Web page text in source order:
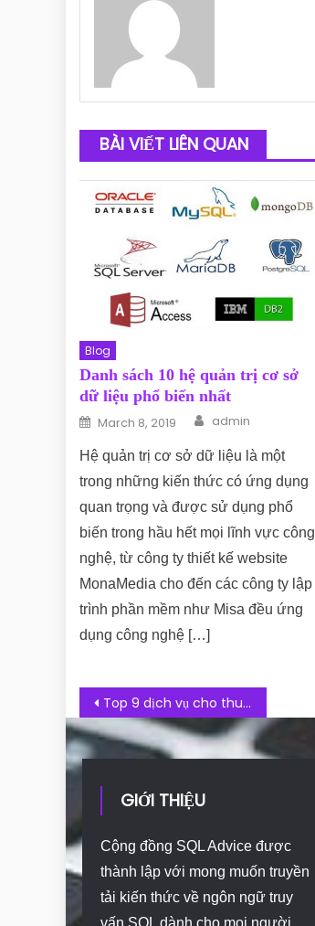
BÀI VIẾT LIÊN QUAN
Blog
Danh sách 10 hệ quản trị cơ sở
dữ liệu phổ biến nhất
Posted on
March 8, 2019 Author
admin
Hệ quản trị cơ sở dữ liệu là một
trong những kiến thức có ứng dụng
quan trọng và được sử dụng phổ
biến trong hầu hết mọi lĩnh vực công
nghệ, từ công ty thiết kế website
MonaMedia cho đến các công ty lập
trình phần mềm như Misa đều ứng
dụng công nghệ […]
Post navigation
Top 9 dịch vụ cho thuê Hosting miễn phí chất lượng và hiệu quả
GIỚI THIỆU
Cộng đồng SQL Advice được
thành lập với mong muốn truyền
tải kiến thức về ngôn ngữ truy
vấn SQL dành cho mọi người.